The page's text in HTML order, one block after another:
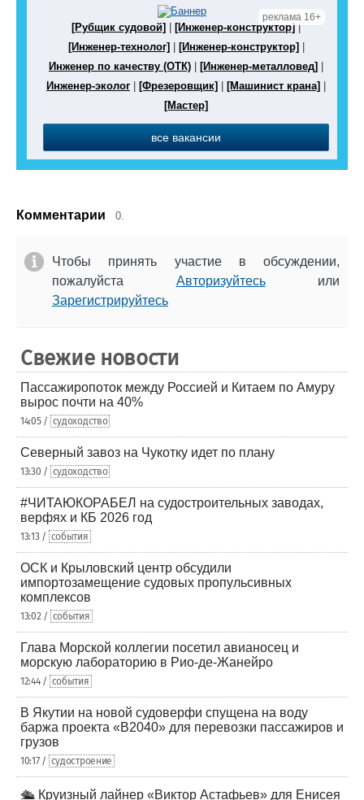
реклама 16+
[Рубщик судовой] | [Инженер-конструктор] |
[Инженер-технолог]| [Инженер-конструктор]|
Инженер по качеству (ОТК) | [Инженер-металловед] |
Инженер-эколог | [Фрезеровщик] | [Машинист крана] |
[Мастер]
все вакансии
Комментарии 0.
Чтобы принять участие в обсуждении,
пожалуйста Авторизуйтесьили
Зарегистрируйтесь
Свежие новости
Пассажиропоток между Россией и Китаем по Амуру
вырос почти на 40%
14:05 / судоходство
Северный завоз на Чукотку идет по плану
13:30 / судоходство
#ЧИТАЮКОРАБЕЛ на судостроительных заводах,
верфях и КБ 2026 год
13:13 / события
ОСК и Крыловский центр обсудили
импортозамещение судовых пропульсивных
комплексов
13:02 / события
Глава Морской коллегии посетил авианосец и
морскую лабораторию в Рио-де-Жанейро
12:44 / события
В Якутии на новой судоверфи спущена на воду
баржа проекта «В2040» для перевозки пассажиров и
грузов
10:17 / судостроение
🛳️ Круизный лайнер «Виктор Астафьев» для Енисея